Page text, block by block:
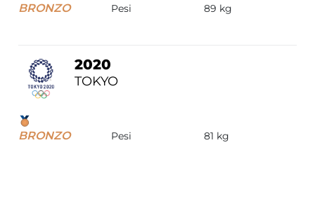
BRONZO Pesi 89 kg
2020
TOKYO
BRONZO Pesi 81 kg